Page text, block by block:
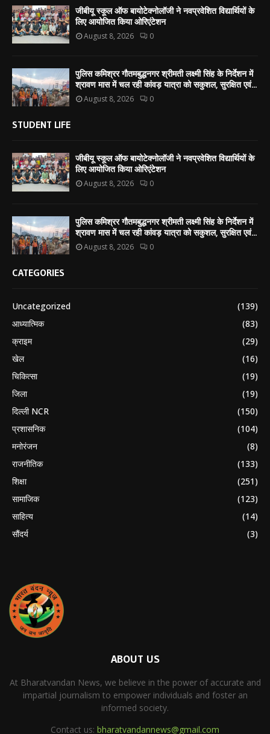
जीबीयू स्कूल ऑफ बायोटेक्नोलॉजी ने नवप्रवेशित विद्यार्थियों के
लिए आयोजित किया ओरिएंटेशन
August 8, 2026 0
पुलिस कमिश्रर गौतमबुद्धनगर श्रीमती लक्ष्मी सिंह के निर्देशन में
श्रावण मास में चल रही कांवड़ यात्रा को सकुशल, सुरक्षित एवं...
August 8, 2026 0
STUDENT LIFE
जीबीयू स्कूल ऑफ बायोटेक्नोलॉजी ने नवप्रवेशित विद्यार्थियों के
लिए आयोजित किया ओरिएंटेशन
August 8, 2026 0
पुलिस कमिश्रर गौतमबुद्धनगर श्रीमती लक्ष्मी सिंह के निर्देशन में
श्रावण मास में चल रही कांवड़ यात्रा को सकुशल, सुरक्षित एवं...
August 8, 2026 0
CATEGORIES
Uncategorized
(139)
आध्यात्मिक
(83)
क्राइम
(29)
खेल
(16)
चिकित्सा
(19)
जिला
(19)
दिल्ली NCR
(150)
प्रशासनिक
(104)
मनोरंजन
(8)
राजनीतिक
(133)
शिक्षा
(251)
सामाजिक
(123)
साहित्य
(14)
सौंदर्य
(3)
ABOUT US
At Bharatvandan News, we believe in the power of accurate and
impartial journalism to empower individuals and foster an
informed society.
Contact us: bharatvandannews@gmail.com